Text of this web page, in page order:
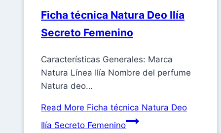
Ficha técnica Natura Deo Ilía
Secreto Femenino
Características Generales: Marca
Natura Línea Ilía Nombre del perfume
Natura deo…
Read More Ficha técnica Natura Deo
Ilía Secreto Femenino